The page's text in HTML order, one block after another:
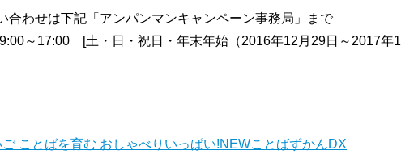
合わせは下記「アンパンマンキャンペーン事務局」まで
～17:00 [土・日・祝日・年末年始（2016年12月29日～2017年1
ことばを育む おしゃべりいっぱい!NEWことばずかんDX